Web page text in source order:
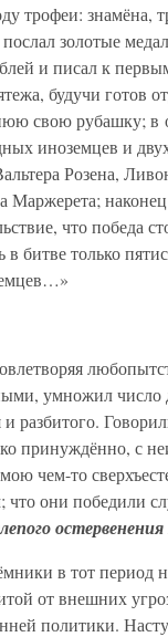
трофеи: знамёна,
золотые
и писал к
будучи готов
свою рубашку; в
иноземцев и
Розена,
Маржерета; наконец
что победа
битве только
умножил число
разбитого.
принуждённо, с
чем-то
они победили
в тот период
от внешних
политики.